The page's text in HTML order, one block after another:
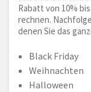
Rabatt von 10%
rechnen.
denen Sie das
Black Friday
Weihnachten
Halloween